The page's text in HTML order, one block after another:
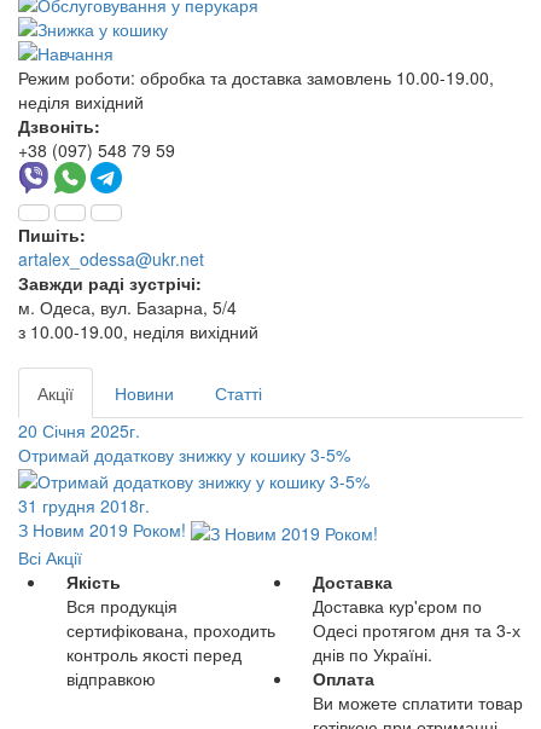
Режим роботи: обробка та доставка замовлень 10.00-19.00,
неділя вихідний
Дзвоніть:
+38 (097) 548 79 59
Пишіть:
artalex_odessa@ukr.net
Завжди раді зустрічі:
м. Одеса, вул. Базарна, 5/4
з 10.00-19.00, неділя вихідний
Акції Новини
Статті
20 Січня 2025г.
Отримай додаткову знижку у кошику 3-5%
31 грудня 2018г.
З Новим 2019 Роком!
Всі Акції
Якість
Вся продукція
сертифікована, проходить
контроль якості перед
відправкою
Доставка
Доставка кур'єром по
Одесі протягом дня та 3-х
днів по Україні.
Оплата
Ви можете сплатити товар